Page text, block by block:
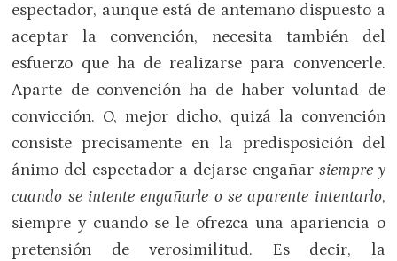
espectador, aunque está de antemano dispuesto a
aceptar la convención, necesita también del
esfuerzo que ha de realizarse para convencerle.
Aparte de convención ha de haber voluntad de
convicción. O, mejor dicho, quizá la convención
consiste precisamente en la predisposición del
ánimo del espectador a dejarse engañar siempre y
cuando se intente engañarle o se aparente intentarlo,
siempre y cuando se le ofrezca una apariencia o
pretensión de verosimilitud. Es decir, la